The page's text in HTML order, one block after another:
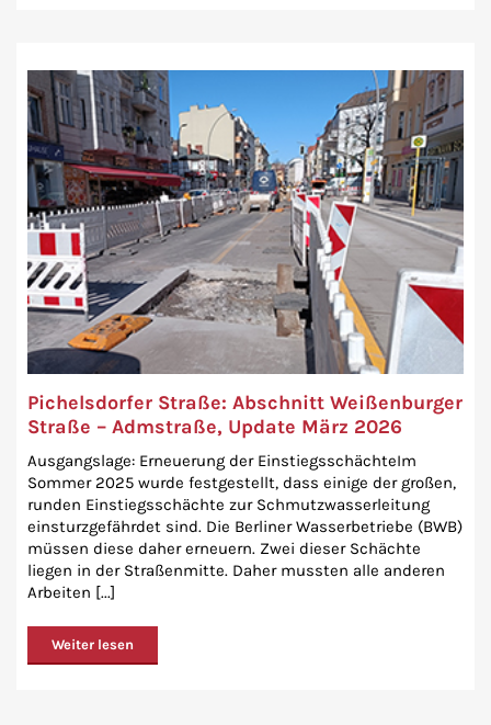
Pichelsdorfer Straße: Abschnitt Weißenburger
Straße – Admstraße, Update März 2026
Ausgangslage: Erneuerung der EinstiegsschächteIm
Sommer 2025 wurde festgestellt, dass einige der großen,
runden Einstiegsschächte zur Schmutzwasserleitung
einsturzgefährdet sind. Die Berliner Wasserbetriebe (BWB)
müssen diese daher erneuern. Zwei dieser Schächte
liegen in der Straßenmitte. Daher mussten alle anderen
Arbeiten [...]
Weiter lesen